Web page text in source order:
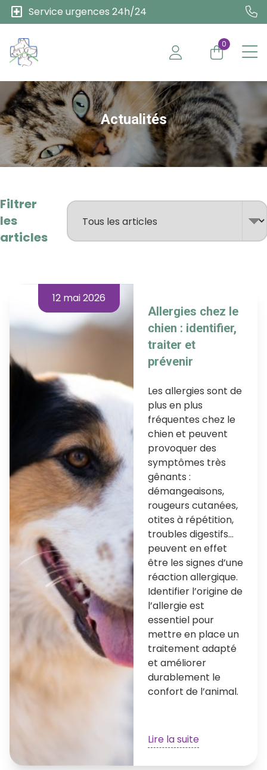
local_hospital Service urgences 24h/24
0
Actualités
Filtrer
les
articles
12 mai 2026
Allergies chez le
chien : identifier,
traiter et
prévenir
Les allergies sont de
plus en plus
fréquentes chez le
chien et peuvent
provoquer des
symptômes très
gênants :
démangeaisons,
rougeurs cutanées,
otites à répétition,
troubles digestifs…
peuvent en effet
être les signes d’une
réaction allergique.
Identifier l’origine de
l’allergie est
essentiel pour
mettre en place un
traitement adapté
et améliorer
durablement le
confort de l’animal.
Lire la suite